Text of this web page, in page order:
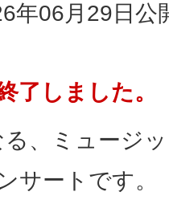
年06月29日 公
了しました。
、ミュージ
サートです。